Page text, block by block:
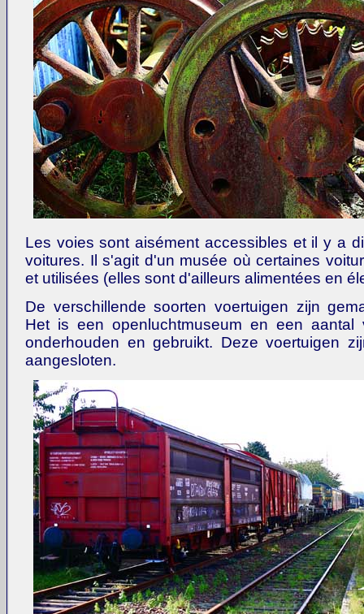
Les voies sont aisément accessibles et il y a
voitures. Il s'agit d'un musée où certaines
et utilisées (elles sont d'ailleurs alimentées en
De verschillende soorten voertuigen zijn
Het is een openluchtmuseum en een aantal
onderhouden en gebruikt. Deze voertuigen
aangesloten.